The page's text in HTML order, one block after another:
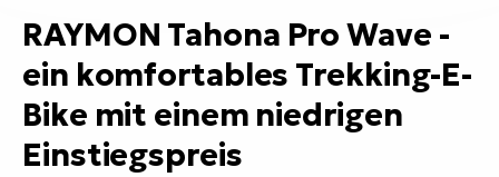
RAYMON Tahona Pro Wave -
ein komfortables Trekking-E-
Bike mit einem niedrigen
Einstiegspreis